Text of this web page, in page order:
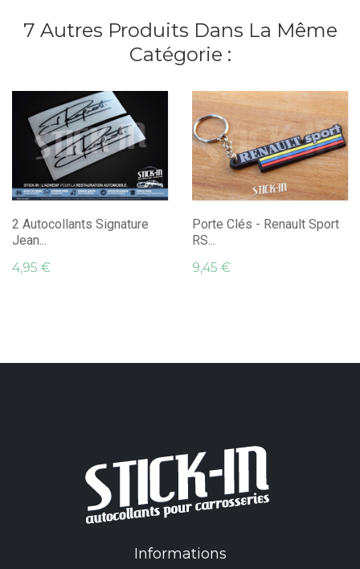
7 Autres Produits Dans La Même
Catégorie :
2 Autocollants Signature
Jean...
4,95 €
Porte Clés - Renault Sport
RS...
9,45 €
Informations